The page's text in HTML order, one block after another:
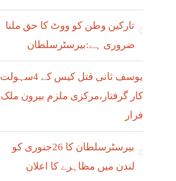
تارکین وطن کو ووٹ کا حق ملنا
ضروری ہے:بیرسٹرسلطان
یوسف ثانی قتل کیس کے 4سہولت
کار گرفتار،مرکزی ملزم بیرون ملک
فرار
بیرسٹرسلطان کا 26جنوری کو
لندن میں مظاہرے کا اعلان